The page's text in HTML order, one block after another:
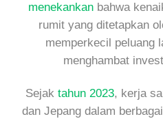
menekankanbahwa
rumit yang ditetapkan
memperkecil peluang
menghambat
Sejak tahun 2023, kerja
dan Jepang dalam